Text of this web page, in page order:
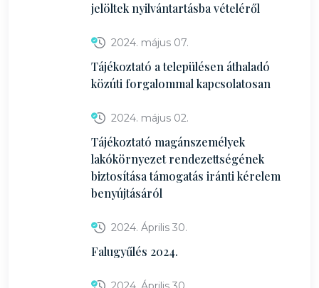
jelöltek nyilvántartásba vételéről
2024. május 07.
Tájékoztató a településen áthaladó
közúti forgalommal kapcsolatosan
2024. május 02.
Tájékoztató magánszemélyek
lakókörnyezet rendezettségének
biztosítása támogatás iránti kérelem
benyújtásáról
2024. Április 30.
Falugyűlés 2024.